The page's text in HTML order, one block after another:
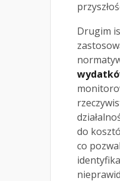
Drugim
do
co